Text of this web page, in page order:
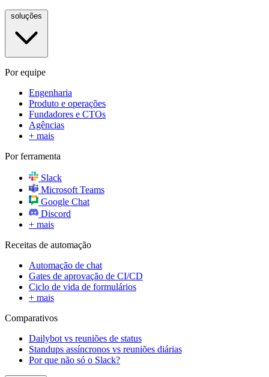
Por equipe
Engenharia
Produto e operações
Fundadores e CTOs
Agências
+ mais
Por ferramenta
Slack
Microsoft Teams
Google Chat
Discord
+ mais
Receitas de automação
Automação de chat
Gates de aprovação de CI/CD
Ciclo de vida de formulários
+ mais
Comparativos
Dailybot vs reuniões de status
Standups assíncronos vs reuniões diárias
Por que não só o Slack?